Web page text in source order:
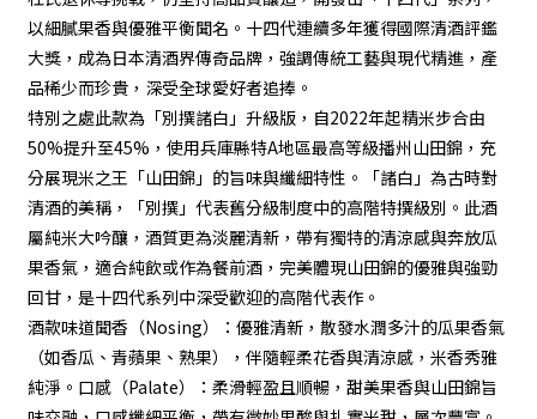
以細膩果香與優雅平衡聞名。十四代連續多年獲得國際清酒評鑑
大獎，成為日本清酒界傳奇品牌，強調傳統工藝與現代精進，產
品稀少而珍貴，深受全球愛好者追捧。
特別之處此款為「別撰諸白」升級版，自2022年起精米步合由
50%提升至45%，使用兵庫縣特A地區最高等級播州山田錦，充
分展現米之王「山田錦」的旨味與纖細特性。「諸白」為古時對
清酒的美稱，「別撰」代表舊分級制度中的高階特撰級別。此酒
屬純米大吟釀，酒質更為淡麗清新，帶有獨特的清涼感與奔放瓜
果香氣，適合純飲或作為餐前酒，完美體現山田錦的優雅與強勁
回甘，是十四代系列中深受歡迎的高階代表作。
酒款味道聞香（Nosing）：優雅清新，散發水潤多汁的瓜果香氣
（如香瓜、青蘋果、熟果），伴隨輕柔花香與清涼感，米香秀雅
純淨。口感（Palate）：柔滑輕盈且順暢，甜美果香與山田錦旨